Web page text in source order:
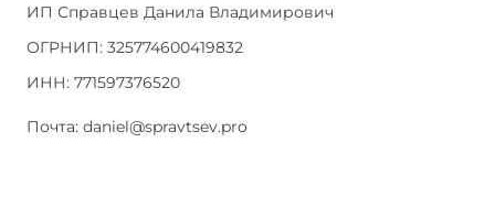
ИП Справцев Данила Владимирович
ОГРНИП: 325774600419832
ИНН: 771597376520
Почта: daniel@spravtsev.pro